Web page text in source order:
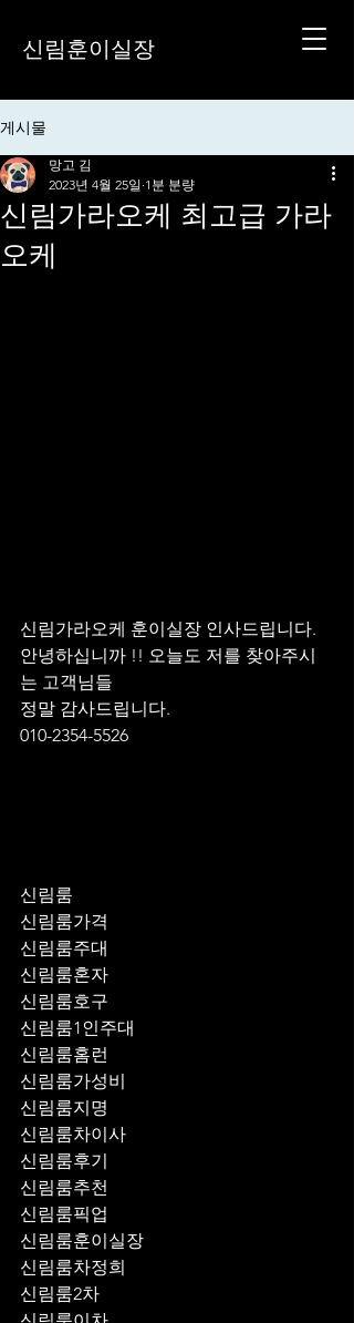
신림훈이실장
게시물
신림가라오케 최고급 가라
오케
망고 김
2023년 4월 25일 1분 분량
신림가라오케 훈이실장 인사드립니다.
안녕하십니까 !! 오늘도 저를 찾아주시
는 고객님들
정말 감사드립니다.
010-2354-5526
신림룸
신림룸가격
신림룸주대
신림룸혼자
신림룸호구
신림룸1인주대
신림룸홈런
신림룸가성비
신림룸지명
신림룸차이사
신림룸후기
신림룸추천
신림룸훈이실장
신림룸차정희
신림룸2차